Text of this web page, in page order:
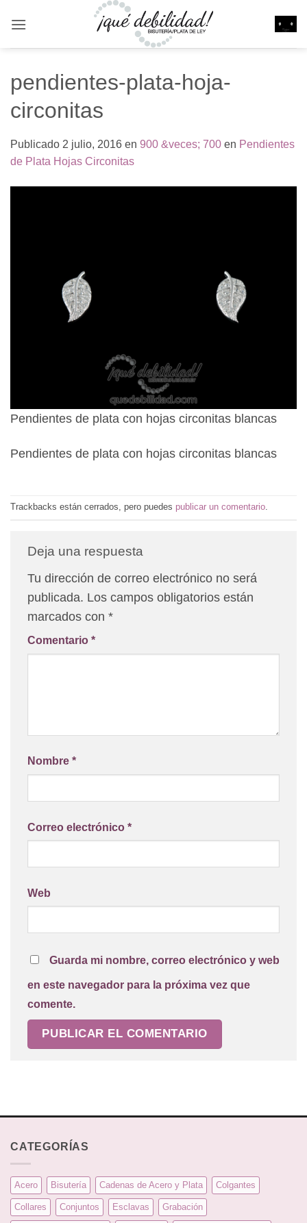
pendientes-plata-hoja-
circonitas
Publicado 2 julio, 2016 en 900 &veces; 700 en Pendientes
de Plata Hojas Circonitas
Pendientes de plata con hojas circonitas blancas
Pendientes de plata con hojas circonitas blancas
Trackbacks están cerrados, pero puedes publicar un comentario.
Deja una respuesta
Tu dirección de correo electrónico no será
publicada. Los campos obligatorios están
marcados con *
Comentario *
Nombre *
Correo electrónico *
Web
Guarda mi nombre, correo electrónico y web
en este navegador para la próxima vez que
comente.
CATEGORÍAS
Acero Bisutería Cadenas de Acero y Plata Colgantes
Collares Conjuntos Esclavas Grabación